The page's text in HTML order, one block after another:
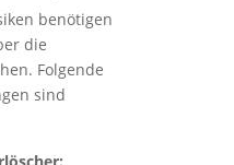
benötigen
die
Folgende
sind